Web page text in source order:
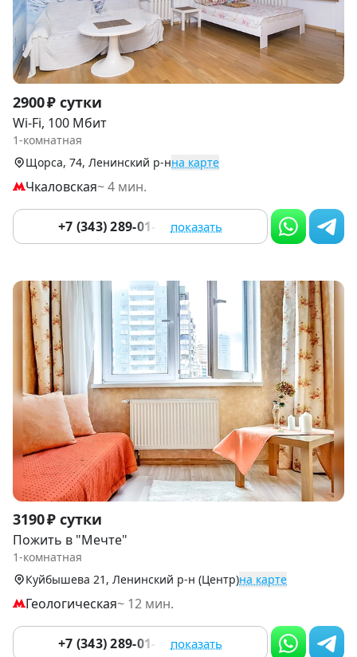
Item
1
of
9
2900 ₽ сутки
Wi-Fi, 100 Мбит
1-комнатная
Щорса, 74, Ленинский р-нна карте
Чкаловская~ 4 мин.
+7 (343) 289-01-49 показать
Item
1
of
3190 ₽ сутки
Пожить в "Мечте"
1-комнатная
Куйбышева 21, Ленинский р-н (Центр)на карте
Геологическая~ 12 мин.
+7 (343) 289-01-49 показать